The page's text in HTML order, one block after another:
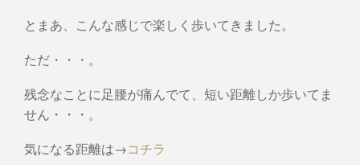
とまあ、こんな感じで楽しく歩いてきました。
ただ・・・。
残念なことに足腰が痛んでて、短い距離しか歩いてま
せん・・・。
気になる距離は→コチラ